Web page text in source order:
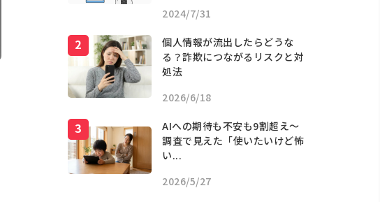
2024/7/31
個人情報が流出したらどうな
る？詐欺につながるリスクと対
処法
2026/6/18
AIへの期待も不安も9割超え〜
調査で見えた「使いたいけど怖
い...
2026/5/27